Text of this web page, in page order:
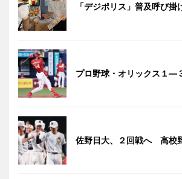
「デジポリス」普及呼び掛
プロ野球・オリックス１―
佐野日大、２回戦へ 高校